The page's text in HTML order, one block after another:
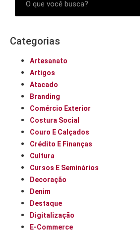
Categorias
Artesanato
Artigos
Atacado
Branding
Comércio Exterior
Costura Social
Couro E Calçados
Crédito E Finanças
Cultura
Cursos E Seminários
Decoração
Denim
Destaque
Digitalização
E-Commerce